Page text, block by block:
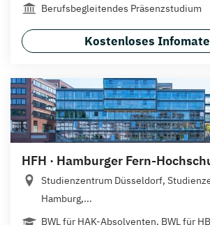
Berufsbegleitendes Präsenzstudium
Kostenloses
HFH · Hamburger Fern-
Studienzentrum Düsseldorf,
Hamburg,...
BWL für HAK-Absolventen, BWL für